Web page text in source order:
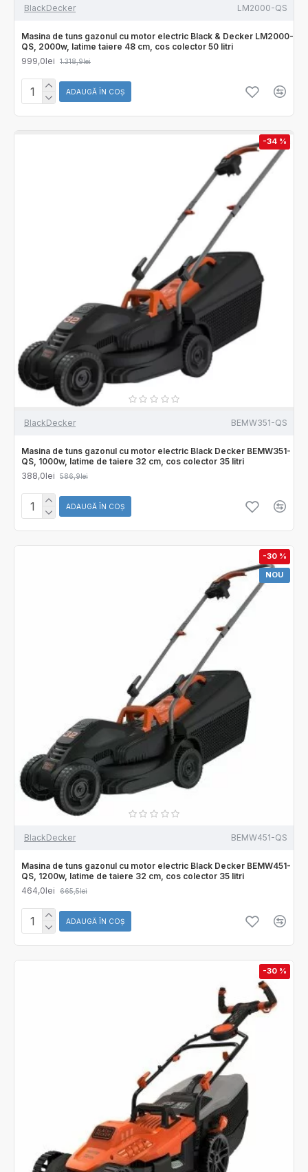
BlackDecker LM2000-QS
Masina de tuns gazonul cu motor electric Black & Decker LM2000-
QS, 2000w, latime taiere 48 cm, cos colector 50 litri
999,0lei
1.318,9lei
ADAUGĂ ÎN COŞ
-34 %
BlackDecker BEMW351-QS
Masina de tuns gazonul cu motor electric Black Decker BEMW351-
QS, 1000w, latime de taiere 32 cm, cos colector 35 litri
388,0lei
586,9lei
ADAUGĂ ÎN COŞ
NOU
-30 %
BlackDecker BEMW451-QS
Masina de tuns gazonul cu motor electric Black Decker BEMW451-
QS, 1200w, latime de taiere 32 cm, cos colector 35 litri
464,0lei
665,5lei
ADAUGĂ ÎN COŞ
-30 %